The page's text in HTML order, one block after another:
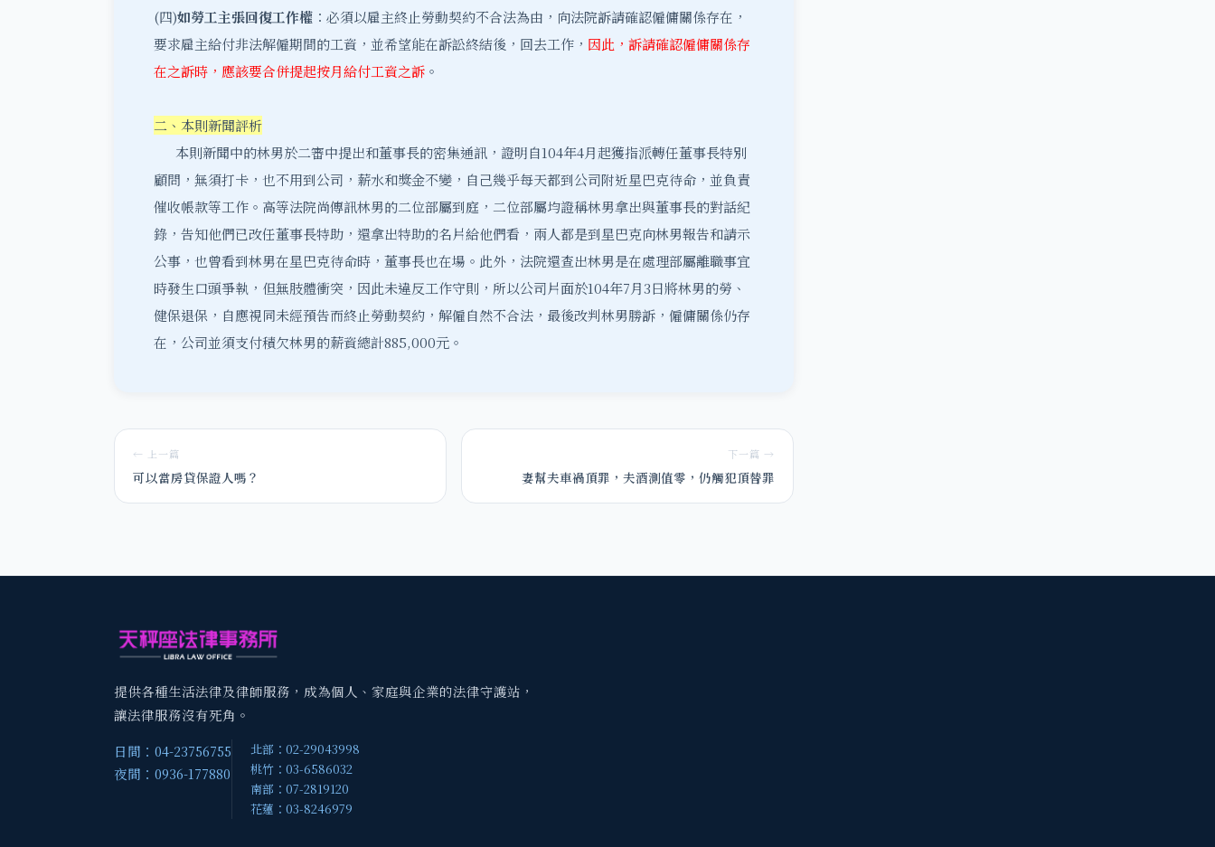
(四)如勞工主張回復工作權 ：必須以雇主終止勞動契約不合法為由，向法院訴請確認僱傭關係存在，
要求雇主給付非法解僱期間的工資，並希望能在訴訟終結後，回去工作， 因此，訴請確認僱傭關係存
在之訴時，應該要合併提起按月給付工資之訴 。
二、本則新聞評析
本則新聞中的林男於二審中提出和董事長的密集通訊，證明自104年4月起獲指派轉任董事長特別
顧問，無須打卡，也不用到公司，薪水和獎金不變，自己幾乎每天都到公司附近星巴克待命，並負責
催收帳款等工作。高等法院尚傳訊林男的二位部屬到庭，二位部屬均證稱林男拿出與董事長的對話紀
錄，告知他們已改任董事長特助，還拿出特助的名片給他們看，兩人都是到星巴克向林男報告和請示
公事，也曾看到林男在星巴克待命時，董事長也在場。此外，法院還查出林男是在處理部屬離職事宜
時發生口頭爭執，但無肢體衝突，因此未違反工作守則，所以公司片面於104年7月3日將林男的勞、
健保退保，自應視同未經預告而終止勞動契約，解僱自然不合法，最後改判林男勝訴，僱傭關係仍存
在，公司並須支付積欠林男的薪資總計885,000元。
← 上一篇
可以當房貸保證人嗎？
下一篇 →
妻幫夫車禍頂罪，夫酒測值零，仍觸犯頂替罪
提供各種生活法律及律師服務，成為個人、家庭與企業的法律守護站，
讓法律服務沒有死角。
日間：04-23756755
夜間：0936-177880
北部：02-29043998
桃竹：03-6586032
南部：07-2819120
花蓮：03-8246979